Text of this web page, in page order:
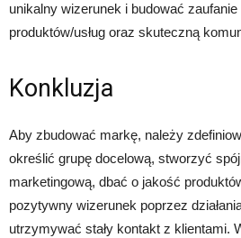
unikalny wizerunek i budować
produktów/usług oraz skuteczną
Konkluzja
Aby zbudować markę, należy
określić grupę docelową, stworzyć
marketingową, dbać o jakość
pozytywny wizerunek poprzez
utrzymywać stały kontakt z klientami.